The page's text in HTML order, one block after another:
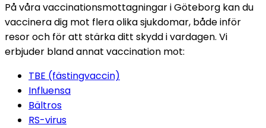
På våra vaccinationsmottagningar i Göteborg kan du
vaccinera dig mot flera olika sjukdomar, både inför
resor och för att stärka ditt skydd i vardagen. Vi
erbjuder bland annat vaccination mot:
TBE (fästingvaccin)
Influensa
Bältros
RS-virus